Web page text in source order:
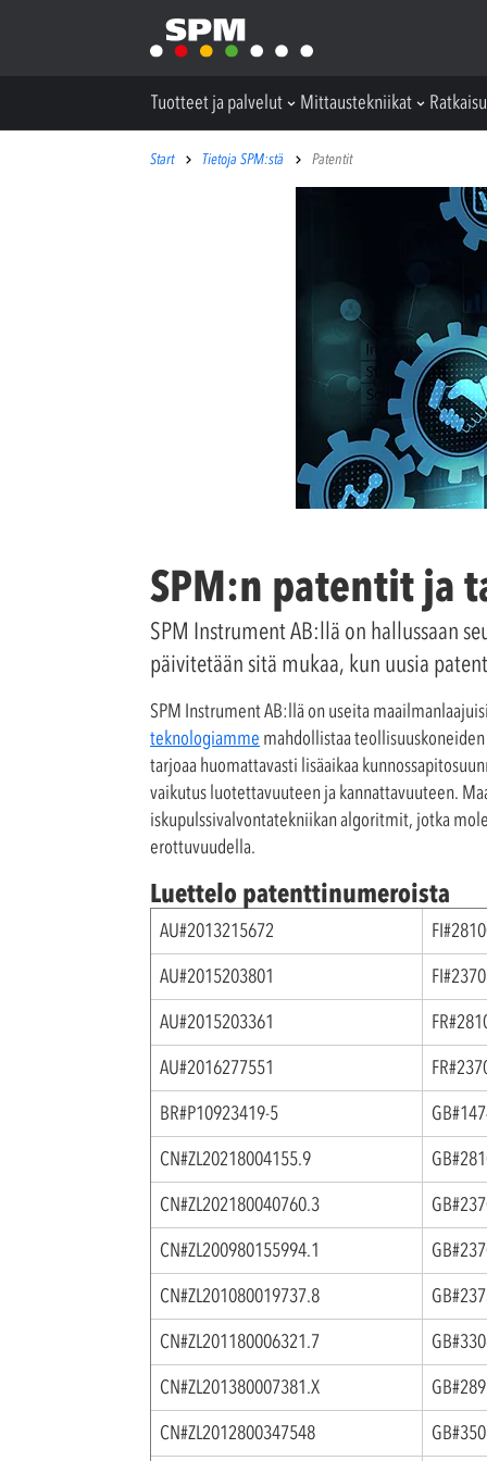
Tuotteet ja palvelut Mittaustekniikat
Start Tietoja SPM:stä Patentit
SPM:n patentit ja
SPM Instrument AB:llä on hallussaan
päivitetään sitä mukaa, kun uusia
SPM Instrument AB:llä on useita
teknologiamme mahdollistaa
tarjoaa huomattavasti lisäaikaa
vaikutus luotettavuuteen ja kannattavuuteen.
iskupulssivalvontatekniikan algoritmit, jotka
erottuvuudella.
Luettelo patenttinumeroista
AU#2013215672
AU#2015203801
AU#2015203361
AU#2016277551
BR#P10923419-5
CN#ZL20218004155.9
CN#ZL202180040760.3
CN#ZL200980155994.1
CN#ZL201080019737.8
CN#ZL201180006321.7
CN#ZL201380007381.X
CN#ZL2012800347548